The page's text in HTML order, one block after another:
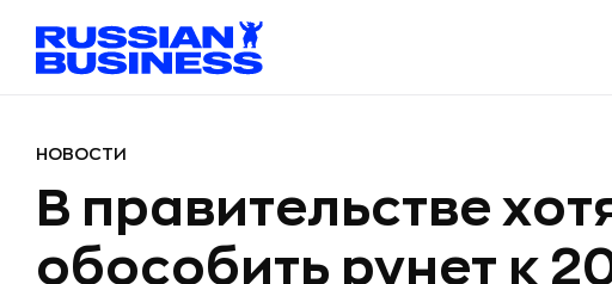
НОВОСТИ
В правительстве
обособить рунет к